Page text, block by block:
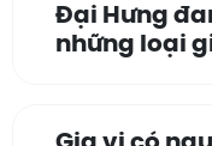
Đại Hưng
những loại